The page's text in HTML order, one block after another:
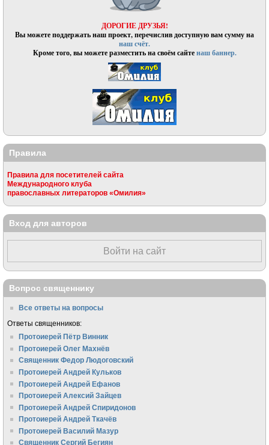
ДОРОГИЕ ДРУЗЬЯ!
Вы можете поддержать наш проект, перечислив доступную вам сумму на
наш счёт.
Кроме того, вы можете разместить на своём сайтенаш баннер.
Правила
Правила для посетителей сайта
Международного клуба
православных литераторов «Омилия»
Вход для авторов
Войти на сайт
Вопрос священнику
Все ответы на вопросы
Ответы священников:
Протоиерей Пётр Винник
Протоиерей Олег Махнёв
Священник Федор Людоговский
Протоиерей Андрей Кульков
Протоиерей Андрей Ефанов
Протоиерей Алексий Зайцев
Протоиерей Андрей Спиридонов
Протоиерей Андрей Ткачёв
Протоиерей Василий Мазур
Священник Сергий Бегиян